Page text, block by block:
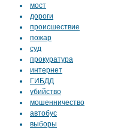
мост
дороги
происшествие
пожар
суд
прокуратура
интернет
ГИБДД
убийство
мошенничество
автобус
выборы